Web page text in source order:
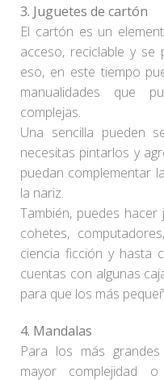
3. Juguetes de cartón
El cartón es un
acceso, reciclable y se
eso, en este tiempo
manualidades que
complejas.
Una sencilla pueden
necesitas pintarlos y
puedan complementar
la nariz.
También, puedes
cohetes,
ciencia ficción y hasta
cuentas con algunas
para que los más
4. Mandalas
Para los más
mayor complejidad